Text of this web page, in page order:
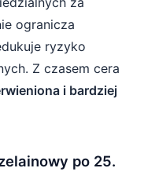
ogranicza
ryzyko
Z czasem cera
i bardziej
po 25.